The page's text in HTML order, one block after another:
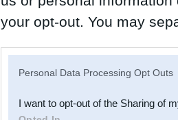
your opt-out. You may
Downstream Participants
Personal Data Processing Opt Outs
I want to opt-out of the Sharing of